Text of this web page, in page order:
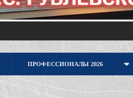
ПРОФЕССИОНАЛЫ 2026